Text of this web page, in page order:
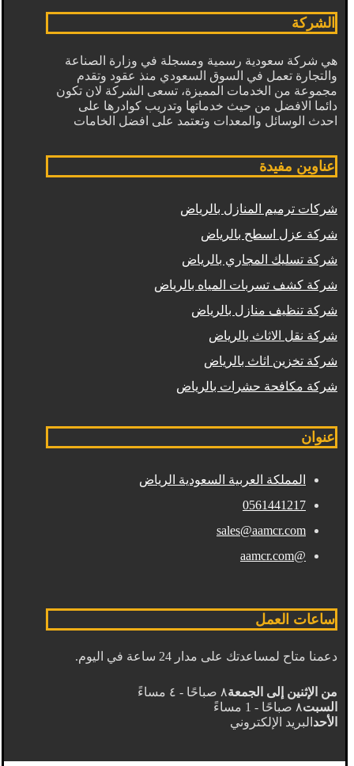
الشركة
هي شركة سعودية رسمية ومسجلة في وزارة الصناعة
والتجارة تعمل في السوق السعودي منذ عقود وتقدم
مجموعة من الخدمات المميزة، تسعى الشركة لان تكون
دائما الافضل من حيث خدماتها وتدريب كوادرها على
احدث الوسائل والمعدات وتعتمد على افضل الخامات
عناوين مفيدة
شركات ترميم المنازل بالرياض
شركة عزل اسطح بالرياض
شركة تسليك المجاري بالرياض
شركة كشف تسربات المياه بالرياض
شركة تنظيف منازل بالرياض
شركة نقل الاثاث بالرياض
شركة تخزين اثاث بالرياض
شركة مكافحة حشرات بالرياض
عنوان
المملكة العربية السعودية الرياض
0561441217
sales@aamcr.com
@aamcr.com
ساعات العمل
دعمنا متاح لمساعدتك على مدار 24 ساعة في اليوم.
من الإثنين إلى الجمعة٨ صباحًا - ٤ مساءً
السبت٨ صباحًا - 1 مساءً
الأحد البريد الإلكتروني